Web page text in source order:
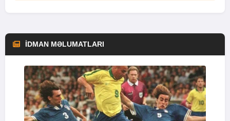
İDMAN MƏLUMATLARI